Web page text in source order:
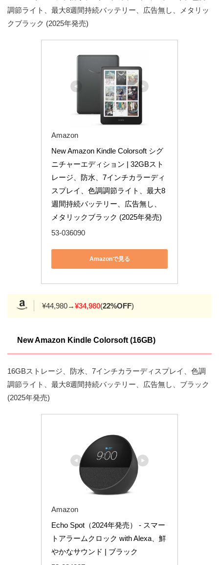
調節ライト、最大8週間持続バッテリー、広告無し、メタリッ
クブラック (2025年発売)
Amazon
New Amazon Kindle Colorsoft シグ
ニチャーエディション | 32GBスト
レージ、防水、7インチカラーディ
スプレイ、色調調節ライト、最大8
週間持続バッテリー、広告無し、
メタリックブラック (2025年発売)
53-036090
Amazonで見る
¥44,980→¥34,980(22%OFF)
New Amazon Kindle Colorsoft (16GB)
16GBストレージ、防水、7インチカラーディスプレイ、色調
調節ライト、最大8週間持続バッテリー、広告無し、ブラック
(2025年発売)
Amazon
Echo Spot（2024年発売） - スマー
トアラームクロック with Alexa、鮮
やかなサウンド | ブラック